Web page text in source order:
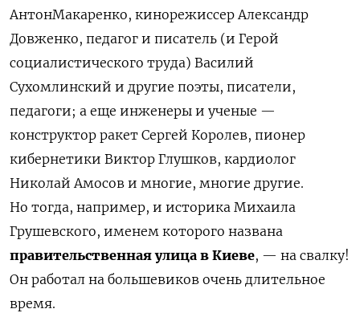
АнтонМакаренко, кинорежиссер Александр
Довженко, педагог и писатель (и Герой
социалистического труда) Василий
Сухомлинский и другие поэты, писатели,
педагоги; а еще инженеры и ученые —
конструктор ракет Сергей Королев, пионер
кибернетики Виктор Глушков, кардиолог
Николай Амосов и многие, многие другие.
Но тогда, например, и историка Михаила
Грушевского, именем которого названа
правительственная улица в Киеве, — на свалку!
Он работал на большевиков очень длительное
время.